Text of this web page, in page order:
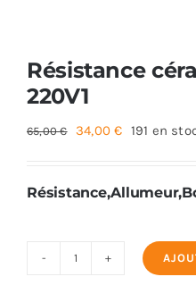
Cuisinières
Résistance
220V1
65,00€
Le
était :
34,00€Le191 en